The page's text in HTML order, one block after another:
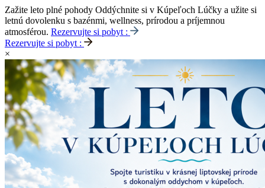
Zažite leto plné pohody Oddýchnite si v Kúpeľoch Lúčky a užite si
letnú dovolenku s bazénmi, wellness, prírodou a príjemnou
atmosférou. Rezervujte si pobyt :
Rezervujte si pobyt :
×